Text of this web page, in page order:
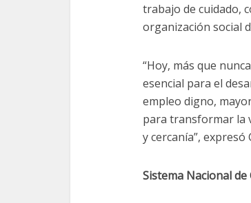
trabajo de cuidado,
organización social
“Hoy, más que
esencial para el
empleo digno,
para transformar la
y cercanía”, expresó
Sistema Nacional de